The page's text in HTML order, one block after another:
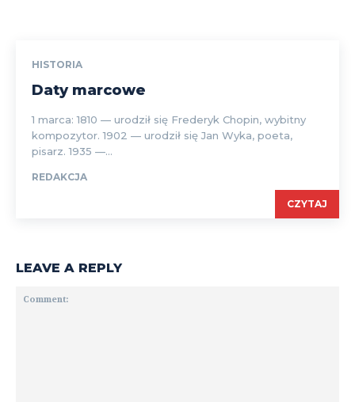
HISTORIA
Daty marcowe
1 marca: 1810 — urodził się Frederyk Chopin, wybitny
kompozytor. 1902 — urodził się Jan Wyka, poeta,
pisarz. 1935 —...
REDAKCJA
CZYTAJ
LEAVE A REPLY